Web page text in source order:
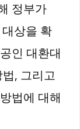
정부가
상을 확
인 대환대
, 그리고
법에 대해